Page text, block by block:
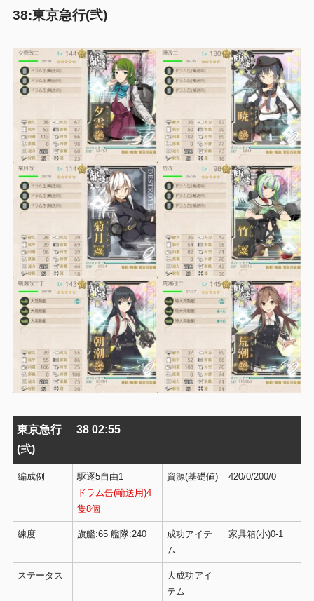
38:東京急行(弐)
東京急行
(弐)
38 02:55
編成例
駆逐5自由1
ドラム缶(輸送用)4
隻8個
資源(基礎値) 420/0/200/0
練度 旗艦:65 艦隊:240
成功アイテ
ム
家具箱(小)0-1
ステータス -
大成功アイ
テム
-